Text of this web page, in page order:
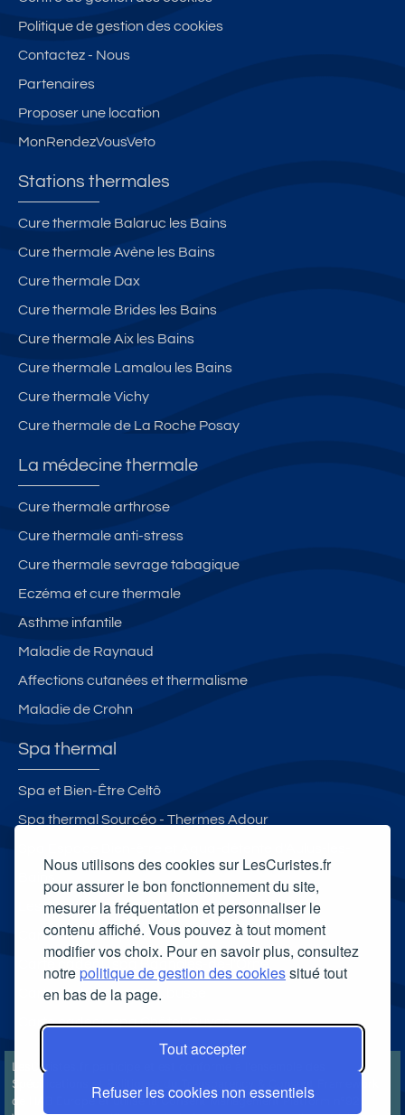
Nous utilisons des cookies sur LesCuristes.fr
pour assurer le bon fonctionnement du site,
mesurer la fréquentation et personnaliser le
contenu affiché. Vous pouvez à tout moment
modifier vos choix. Pour en savoir plus, consultez
notrepolitique de gestion des cookiessitué tout
en bas de la page.
Tout accepter
Refuser les cookies non essentiels
Politique de gestion des cookies
Contactez - Nous
Partenaires
Proposer une location
MonRendezVousVeto
Stations thermales
Cure thermale Balaruc les Bains
Cure thermale Avène les Bains
Cure thermale Dax
Cure thermale Brides les Bains
Cure thermale Aix les Bains
Cure thermale Lamalou les Bains
Cure thermale Vichy
Cure thermale de La Roche Posay
La médecine thermale
Cure thermale arthrose
Cure thermale anti-stress
Cure thermale sevrage tabagique
Eczéma et cure thermale
Asthme infantile
Maladie de Raynaud
Affections cutanées et thermalisme
Maladie de Crohn
Spa thermal
Spa et Bien-Être Celtô
Spa thermal Sourcéo - Thermes Adour
Les Bains du Mont-Blanc
Carte cadeau spa Vichy
Carte cadeau spa Bagnoles-de-l'Orne
Carte cadeau spa Saubusse
Carte cadeau spa Châtel-Guyon
LesCuristes.fr participe et est conforme à l'ensemble des
Spécifications et Politiques du Transparency & Consent Framework
de l'IAB Europe et utilise la Consent Management Platform n°92.